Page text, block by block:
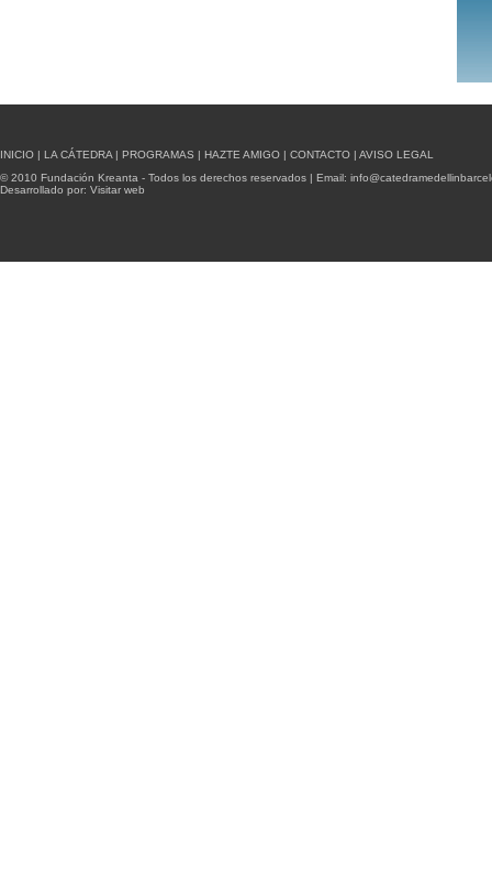
INICIO | LA CÁTEDRA | PROGRAMAS | HAZTE AMIGO | CONTACTO | AVISO LEGAL
© 2010 Fundación Kreanta - Todos los derechos reservados | Email:
Desarrollado por: Visitar web